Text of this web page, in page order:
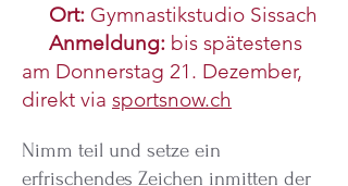
Ort: Gymnastikstudio Sissach
Anmeldung: bis spätestens
am Donnerstag 21. Dezember,
direkt via sportsnow.ch
Nimm teil und setze ein
erfrischendes Zeichen inmitten der